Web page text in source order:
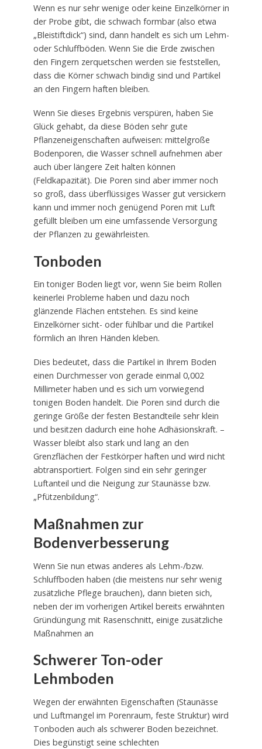
Wenn es nur sehr wenige oder keine Einzelkörner in
der Probe gibt, die schwach formbar (also etwa
„Bleistiftdick“) sind, dann handelt es sich um Lehm-
oder Schluffböden. Wenn Sie die Erde zwischen
den Fingern zerquetschen werden sie feststellen,
dass die Körner schwach bindig sind und Partikel
an den Fingern haften bleiben.
Wenn Sie dieses Ergebnis verspüren, haben Sie
Glück gehabt, da diese Böden sehr gute
Pflanzeneigenschaften aufweisen: mittelgroße
Bodenporen, die Wasser schnell aufnehmen aber
auch über längere Zeit halten können
(Feldkapazität). Die Poren sind aber immer noch
so groß, dass überflüssiges Wasser gut versickern
kann und immer noch genügend Poren mit Luft
gefüllt bleiben um eine umfassende Versorgung
der Pflanzen zu gewährleisten.
Tonboden
Ein toniger Boden liegt vor, wenn Sie beim Rollen
keinerlei Probleme haben und dazu noch
glänzende Flächen entstehen. Es sind keine
Einzelkörner sicht- oder fühlbar und die Partikel
förmlich an Ihren Händen kleben.
Dies bedeutet, dass die Partikel in Ihrem Boden
einen Durchmesser von gerade einmal 0,002
Millimeter haben und es sich um vorwiegend
tonigen Boden handelt. Die Poren sind durch die
geringe Größe der festen Bestandteile sehr klein
und besitzen dadurch eine hohe Adhäsionskraft. –
Wasser bleibt also stark und lang an den
Grenzflächen der Festkörper haften und wird nicht
abtransportiert. Folgen sind ein sehr geringer
Luftanteil und die Neigung zur Staunässe bzw.
„Pfützenbildung“.
Maßnahmen zur
Bodenverbesserung
Wenn Sie nun etwas anderes als Lehm-/bzw.
Schluffboden haben (die meistens nur sehr wenig
zusätzliche Pflege brauchen), dann bieten sich,
neben der im vorherigen Artikel bereits erwähnten
Gründüngung mit Rasenschnitt, einige zusätzliche
Maßnahmen an
Schwerer Ton-oder
Lehmboden
Wegen der erwähnten Eigenschaften (Staunässe
und Luftmangel im Porenraum, feste Struktur) wird
Tonboden auch als schwerer Boden bezeichnet.
Dies begünstigt seine schlechten